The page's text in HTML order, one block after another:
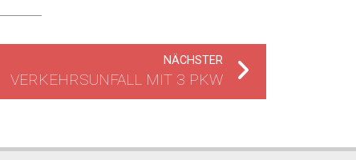
NÄCHSTER
VERKEHRSUNFALL MIT 3 PKW